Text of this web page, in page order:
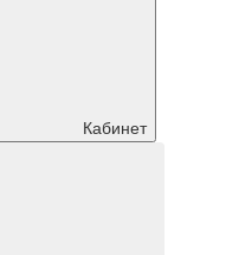
Кабинет